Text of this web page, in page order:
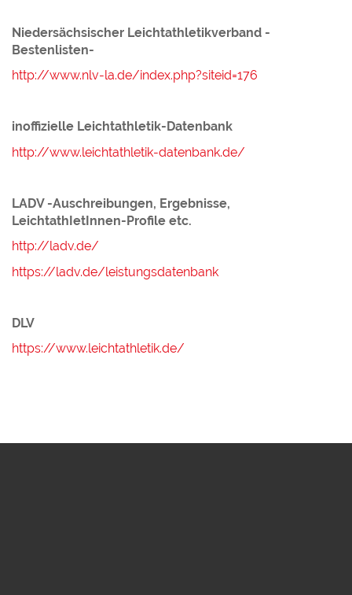
Niedersächsischer Leichtathletikverband -
Bestenlisten-
http://www.nlv-la.de/index.php?siteid=176
inoffizielle Leichtathletik-Datenbank
http://www.leichtathletik-datenbank.de/
LADV -Auschreibungen, Ergebnisse,
LeichtathIetInnen-Profile etc.
http://ladv.de/
https://ladv.de/leistungsdatenbank
DLV
https://www.leichtathletik.de/